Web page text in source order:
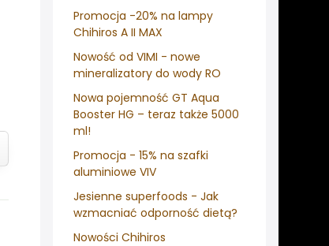
Promocja -20% na lampy
Chihiros A II MAX
Nowość od VIMI - nowe
mineralizatory do wody RO
Nowa pojemność GT Aqua
Booster HG – teraz także 5000
ml!
Promocja - 15% na szafki
aluminiowe VIV
Jesienne superfoods - Jak
wzmacniać odporność dietą?
Nowości Chihiros